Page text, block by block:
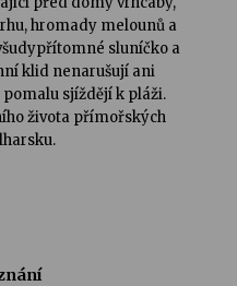
Novenka v Klášteře
hromady melounů a
sluníčko a
klid nenarušují ani
sjíždějí k pláži.
života přímořských